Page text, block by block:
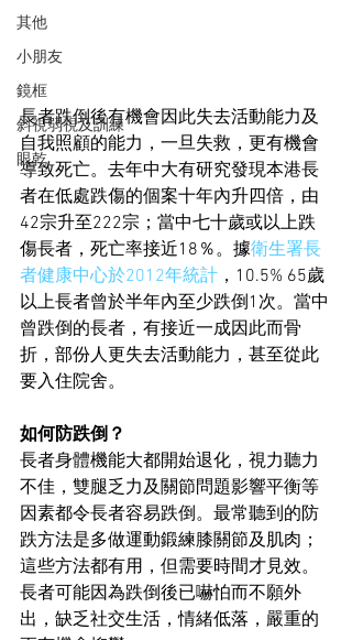
其他
小朋友
鏡框
斜視弱視及訓練
眼乾
長者跌倒後有機會因此失去活動能力及
自我照顧的能力，一旦失救，更有機會
導致死亡。去年中大有研究發現本港長
者在低處跌傷的個案十年內升四倍，由
42宗升至222宗；當中七十歲或以上跌
傷長者，死亡率接近18％。據衛生署長
者健康中心於2012年統計 ，10.5% 65歲
以上長者曾於半年內至少跌倒1次。當中
曾跌倒的長者，有接近一成因此而骨
折，部份人更失去活動能力，甚至從此
要入住院舍。
如何防跌倒？
長者身體機能大都開始退化，視力聽力
不佳，雙腿乏力及關節問題影響平衡等
因素都令長者容易跌倒。最常聽到的防
跌方法是多做運動鍛練膝關節及肌肉；
這些方法都有用，但需要時間才見效。
長者可能因為跌倒後已嚇怕而不願外
出，缺乏社交生活，情緒低落，嚴重的